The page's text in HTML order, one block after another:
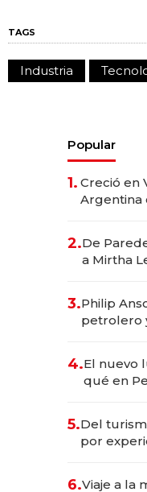
TAGS
Industria
Popular
1. Creció en
Argentina
las
2.De
a Mirtha
3.Philip
petrolero
Fénix
4.El nuevo
qué en
5.Del
por
6.Viaje a la